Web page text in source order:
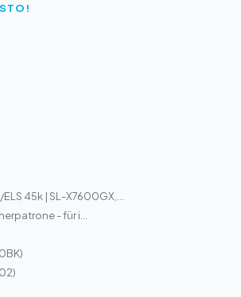
45k | SL-X7600GX,...
- für i...